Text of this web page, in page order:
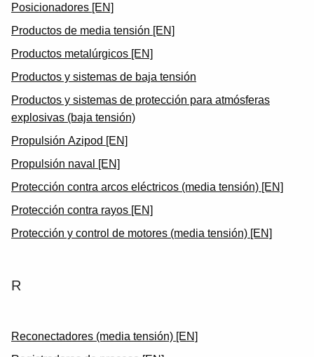
Posicionadores [EN]
Productos de media tensión [EN]
Productos metalúrgicos [EN]
Productos y sistemas de baja tensión
Productos y sistemas de protección para atmósferas
explosivas (baja tensión)
Propulsión Azipod [EN]
Propulsión naval [EN]
Protección contra arcos eléctricos (media tensión) [EN]
Protección contra rayos [EN]
Protección y control de motores (media tensión) [EN]
R
Reconectadores (media tensión) [EN]